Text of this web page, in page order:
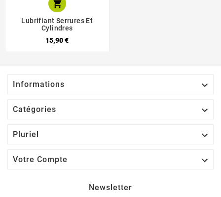

Lubrifiant Serrures Et
Cylindres
15,90 €
Informations 
Catégories 
Pluriel 
Votre Compte 
Newsletter